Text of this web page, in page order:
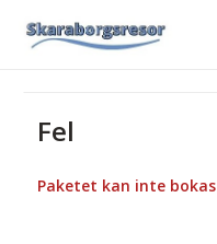
Fel
Paketet kan inte bokas